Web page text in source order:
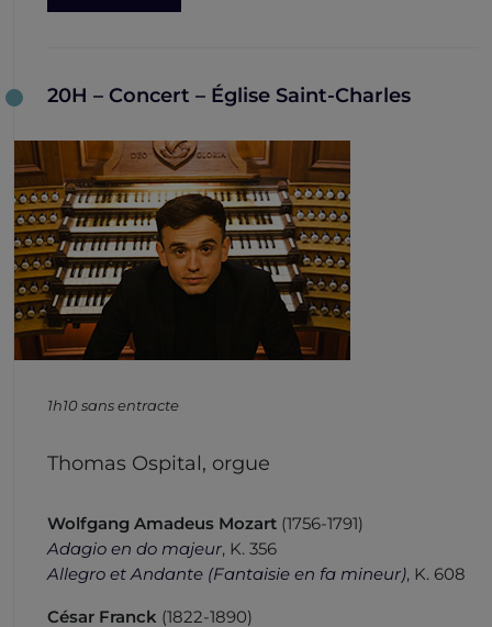
20H – Concert – Église Saint-Charles
1h10 sans entracte
Thomas Ospital, orgue
Wolfgang Amadeus Mozart (1756-1791)
Adagio en do majeur, K. 356
Allegro et Andante (Fantaisie en fa mineur), K. 608
César Franck (1822-1890)